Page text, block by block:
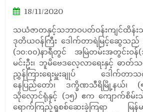
18/11/2020
သယံဇာတနှင့်သဘာဝပတ်ဝန်းကျင်ထိန်းသိမ်
ဒုတိယဝန်ကြီး ဒေါက်တာရဲမြင့်ဆွေသည်
(၁၀:၀၀)နာရီတွင် အမြဲတမ်းအတွင်းဝန်(
မင်းဦး၊ ဘူမိဗေဒလေ့လာရေးနှင့် ဓာတ်သတ္
ညွှန်ကြားရေးမှူးချုပ် ဒေါက်တ
နေပြည်တော်၊ ဒက္ခိဏသီရိမြို့နယ်၊ (
သိုလှောင်ရုံနှင့် (၁၅) ဧက ကျောက်စိမ်း
ရောက်ကြည့်ရှုစစ်ဆေးခဲ့ကြရာ မြန်မ